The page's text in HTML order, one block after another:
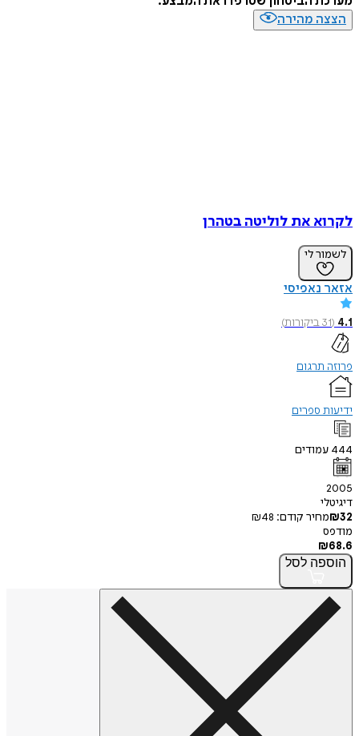
מהירה
את לוליטה בטהרן
לי
נאפיסי
ביקורות)
תרגום
ספרים
קודם:
₪48
לסל